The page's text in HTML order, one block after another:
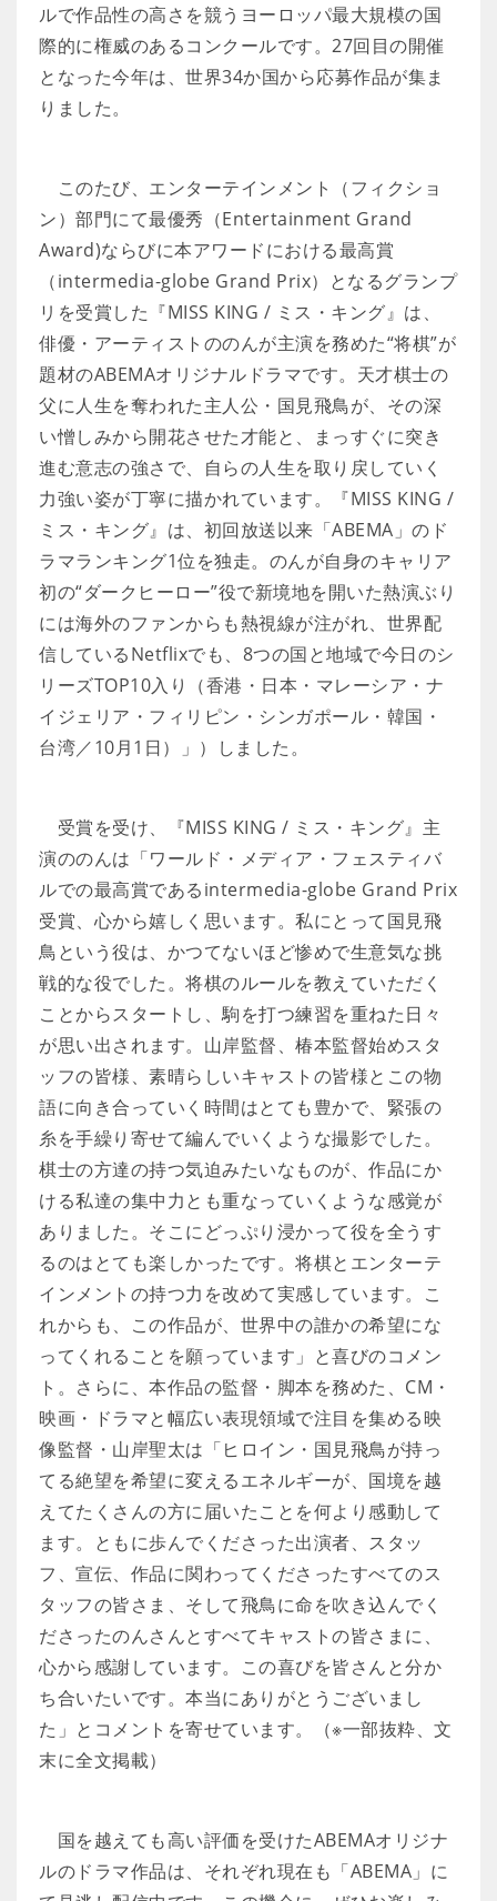
ルで作品性の高さを競うヨーロッパ最大規模の国
際的に権威のあるコンクールです。27回目の開催
となった今年は、世界34か国から応募作品が集ま
りました。
このたび、エンターテインメント（フィクショ
ン）部門にて最優秀（Entertainment Grand
Award)ならびに本アワードにおける最高賞
（intermedia-globe Grand Prix）となるグランプ
リを受賞した『MISS KING / ミス・キング』は、
俳優・アーティストののんが主演を務めた“将棋”が
題材のABEMAオリジナルドラマです。天才棋士の
父に人生を奪われた主人公・国見飛鳥が、その深
い憎しみから開花させた才能と、まっすぐに突き
進む意志の強さで、自らの人生を取り戻していく
力強い姿が丁寧に描かれています。『MISS KING /
ミス・キング』は、初回放送以来「ABEMA」のド
ラマランキング1位を独走。のんが自身のキャリア
初の“ダークヒーロー”役で新境地を開いた熱演ぶり
には海外のファンからも熱視線が注がれ、世界配
信しているNetflixでも、8つの国と地域で今日のシ
リーズTOP10入り（香港・日本・マレーシア・ナ
イジェリア・フィリピン・シンガポール・韓国・
台湾／10月1日）」）しました。
受賞を受け、『MISS KING / ミス・キング』主
演ののんは「ワールド・メディア・フェスティバ
ルでの最高賞であるintermedia-globe Grand Prix
受賞、心から嬉しく思います。私にとって国見飛
鳥という役は、かつてないほど惨めで生意気な挑
戦的な役でした。将棋のルールを教えていただく
ことからスタートし、駒を打つ練習を重ねた日々
が思い出されます。山岸監督、椿本監督始めスタ
ッフの皆様、素晴らしいキャストの皆様とこの物
語に向き合っていく時間はとても豊かで、緊張の
糸を手繰り寄せて編んでいくような撮影でした。
棋士の方達の持つ気迫みたいなものが、作品にか
ける私達の集中力とも重なっていくような感覚が
ありました。そこにどっぷり浸かって役を全うす
るのはとても楽しかったです。将棋とエンターテ
インメントの持つ力を改めて実感しています。こ
れからも、この作品が、世界中の誰かの希望にな
ってくれることを願っています」と喜びのコメン
ト。さらに、本作品の監督・脚本を務めた、CM・
映画・ドラマと幅広い表現領域で注目を集める映
像監督・山岸聖太は「ヒロイン・国見飛鳥が持っ
てる絶望を希望に変えるエネルギーが、国境を越
えてたくさんの方に届いたことを何より感動して
ます。ともに歩んでくださった出演者、スタッ
フ、宣伝、作品に関わってくださったすべてのス
タッフの皆さま、そして飛鳥に命を吹き込んでく
ださったのんさんとすべてキャストの皆さまに、
心から感謝しています。この喜びを皆さんと分か
ち合いたいです。本当にありがとうございまし
た」とコメントを寄せています。（※一部抜粋、文
末に全文掲載）
国を越えても高い評価を受けたABEMAオリジナ
ルのドラマ作品は、それぞれ現在も「ABEMA」に